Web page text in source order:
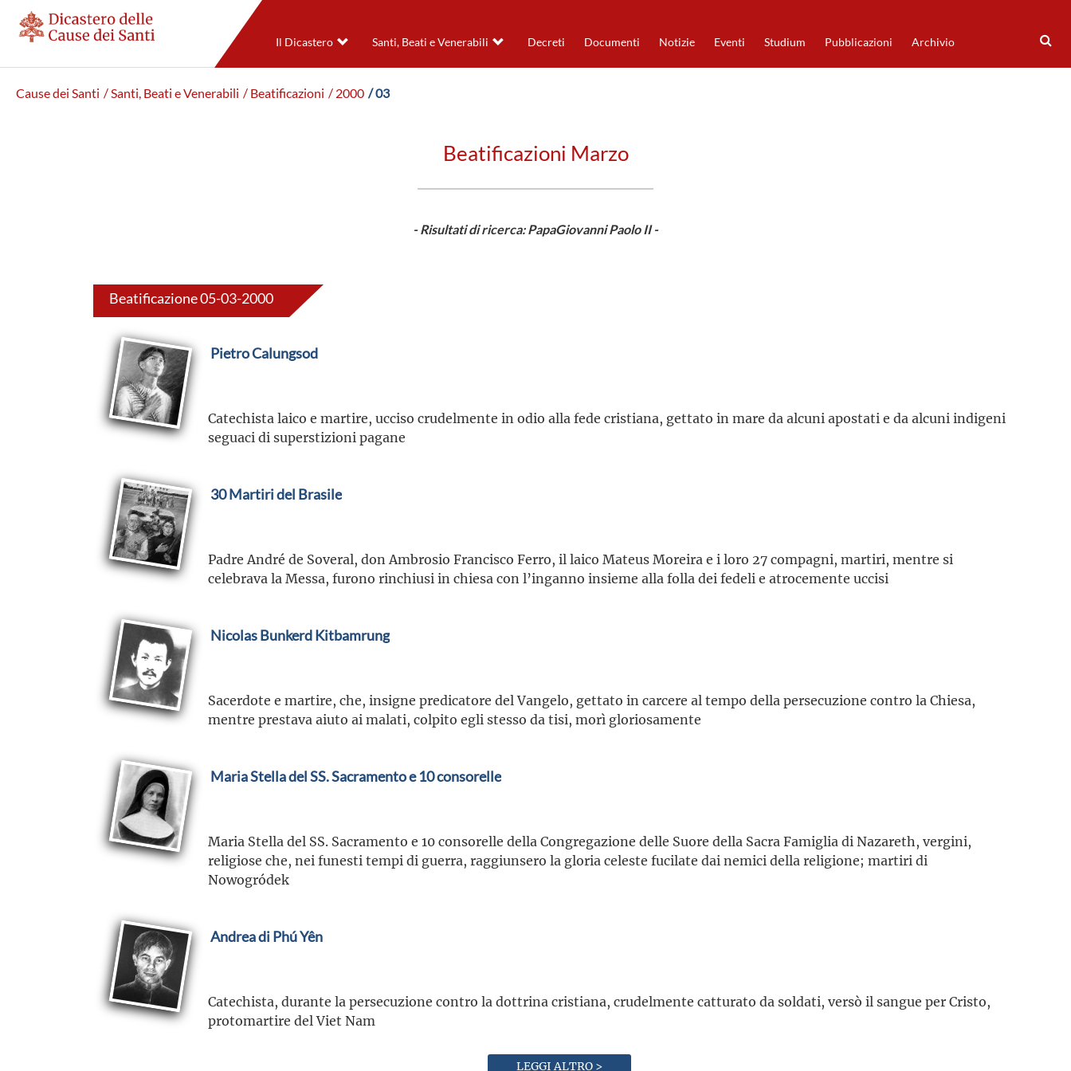
Il Dicastero Santi, Beati e Venerabili Decreti Documenti Notizie Eventi Studium Pubblicazioni Archivio
Cause dei Santi / Santi, Beati e Venerabili / Beatificazioni / 2000 / 03
Beatificazioni Marzo
- Risultati di ricerca: PapaGiovanni Paolo II -
Beatificazione 05-03-2000
Pietro Calungsod
Catechista laico e martire, ucciso crudelmente in odio alla fede cristiana, gettato in mare da alcuni apostati e da alcuni indigeni
seguaci di superstizioni pagane
30 Martiri del Brasile
Padre André de Soveral, don Ambrosio Francisco Ferro, il laico Mateus Moreira e i loro 27 compagni, martiri, mentre si
celebrava la Messa, furono rinchiusi in chiesa con l’inganno insieme alla folla dei fedeli e atrocemente uccisi
Nicolas Bunkerd Kitbamrung
Sacerdote e martire, che, insigne predicatore del Vangelo, gettato in carcere al tempo della persecuzione contro la Chiesa,
mentre prestava aiuto ai malati, colpito egli stesso da tisi, morì gloriosamente
Maria Stella del SS. Sacramento e 10 consorelle
Maria Stella del SS. Sacramento e 10 consorelle della Congregazione delle Suore della Sacra Famiglia di Nazareth, vergini,
religiose che, nei funesti tempi di guerra, raggiunsero la gloria celeste fucilate dai nemici della religione; martiri di
Nowogródek
Andrea di Phú Yên
Catechista, durante la persecuzione contro la dottrina cristiana, crudelmente catturato da soldati, versò il sangue per Cristo,
protomartire del Viet Nam
LEGGI ALTRO >